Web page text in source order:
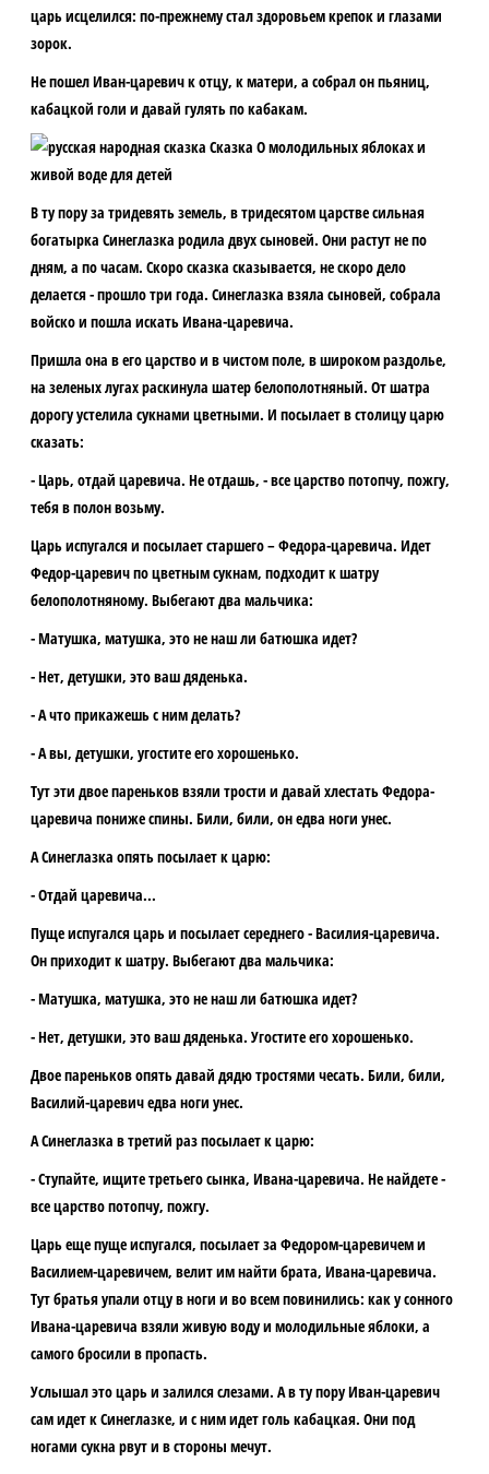
царь исцелился: по-прежнему стал здоровьем крепок и глазами
зорок.
Не пошел Иван-царевич к отцу, к матери, а собрал он пьяниц,
кабацкой голи и давай гулять по кабакам.
В ту пору за тридевять земель, в тридесятом царстве сильная
богатырка Синеглазка родила двух сыновей. Они растут не по
дням, а по часам. Скоро сказка сказывается, не скоро дело
делается - прошло три года. Синеглазка взяла сыновей, собрала
войско и пошла искать Ивана-царевича.
Пришла она в его царство и в чистом поле, в широком раздолье,
на зеленых лугах раскинула шатер белополотняный. От шатра
дорогу устелила сукнами цветными. И посылает в столицу царю
сказать:
- Царь, отдай царевича. Не отдашь, - все царство потопчу, пожгу,
тебя в полон возьму.
Царь испугался и посылает старшего – Федора-царевича. Идет
Федор-царевич по цветным сукнам, подходит к шатру
белополотняному. Выбегают два мальчика:
- Матушка, матушка, это не наш ли батюшка идет?
- Нет, детушки, это ваш дяденька.
- А что прикажешь с ним делать?
- А вы, детушки, угостите его хорошенько.
Тут эти двое пареньков взяли трости и давай хлестать Федора-
царевича пониже спины. Били, били, он едва ноги унес.
А Синеглазка опять посылает к царю:
- Отдай царевича...
Пуще испугался царь и посылает середнего - Василия-царевича.
Он приходит к шатру. Выбегают два мальчика:
- Матушка, матушка, это не наш ли батюшка идет?
- Нет, детушки, это ваш дяденька. Угостите его хорошенько.
Двое пареньков опять давай дядю тростями чесать. Били, били,
Василий-царевич едва ноги унес.
А Синеглазка в третий раз посылает к царю:
- Ступайте, ищите третьего сынка, Ивана-царевича. Не найдете -
все царство потопчу, пожгу.
Царь еще пуще испугался, посылает за Федором-царевичем и
Василием-царевичем, велит им найти брата, Ивана-царевича.
Тут братья упали отцу в ноги и во всем повинились: как у сонного
Ивана-царевича взяли живую воду и молодильные яблоки, а
самого бросили в пропасть.
Услышал это царь и залился слезами. А в ту пору Иван-царевич
сам идет к Синеглазке, и с ним идет голь кабацкая. Они под
ногами сукна рвут и в стороны мечут.